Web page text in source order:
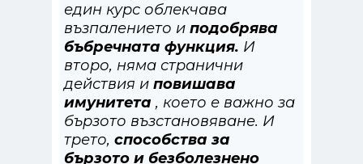
един курс облекчава
възпалението и подобрява
бъбречната функция. И
второ, няма странични
действия и повишава
имунитета , което е важно за
бързото възстановяване. И
трето, способства за
бързото и безболезнено